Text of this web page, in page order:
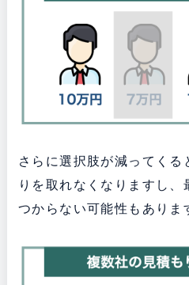
さらに選択肢が減ってくる
りを取れなくなりますし
つからない可能性もありま